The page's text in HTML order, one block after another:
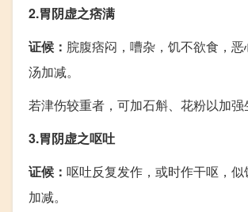
2.胃阴虚之痞满
证候： 脘腹痞闷，嘈杂，饥不欲食，
汤加减。
若津伤较重者，可加石斛、花粉以加
3.胃阴虚之呕吐
证候： 呕吐反复发作，或时作干呕，似
加减。